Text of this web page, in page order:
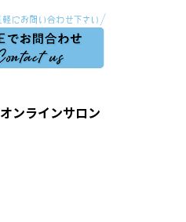
オンラインサロン